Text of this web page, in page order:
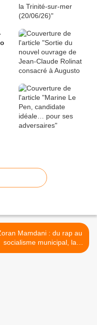
Mamdani : du rap au
socialisme municipal, la
descente aux enfers new-